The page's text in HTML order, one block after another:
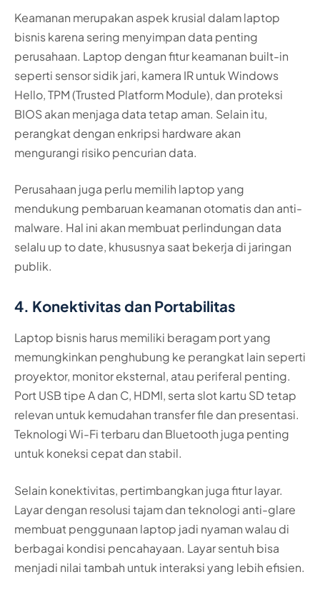
Keamanan merupakan aspek krusial dalam laptop
bisnis karena sering menyimpan data penting
perusahaan. Laptop dengan fitur keamanan built-in
seperti sensor sidik jari, kamera IR untuk Windows
Hello, TPM (Trusted Platform Module), dan proteksi
BIOS akan menjaga data tetap aman. Selain itu,
perangkat dengan enkripsi hardware akan
mengurangi risiko pencurian data.
Perusahaan juga perlu memilih laptop yang
mendukung pembaruan keamanan otomatis dan anti-
malware. Hal ini akan membuat perlindungan data
selalu up to date, khususnya saat bekerja di jaringan
publik.
4. Konektivitas dan Portabilitas
Laptop bisnis harus memiliki beragam port yang
memungkinkan penghubung ke perangkat lain seperti
proyektor, monitor eksternal, atau periferal penting.
Port USB tipe A dan C, HDMI, serta slot kartu SD tetap
relevan untuk kemudahan transfer file dan presentasi.
Teknologi Wi-Fi terbaru dan Bluetooth juga penting
untuk koneksi cepat dan stabil.
Selain konektivitas, pertimbangkan juga fitur layar.
Layar dengan resolusi tajam dan teknologi anti-glare
membuat penggunaan laptop jadi nyaman walau di
berbagai kondisi pencahayaan. Layar sentuh bisa
menjadi nilai tambah untuk interaksi yang lebih efisien.